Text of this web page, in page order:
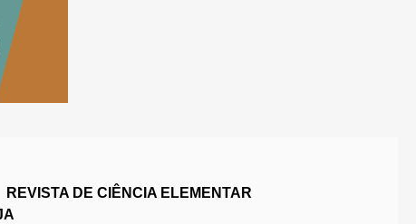
REVISTA DE CIÊNCIA ELEMENTAR